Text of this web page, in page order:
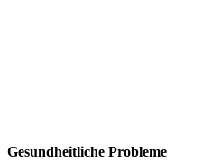
Gesundheitliche Probleme